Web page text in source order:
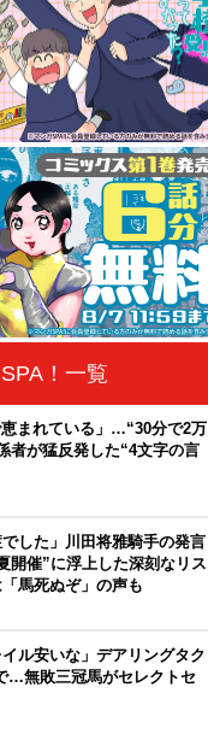
！一覧
恵まれている」…“30分で2万
者が猛反発した“4文字の言
でした」川田将雅騎手の発言
開催”に浮上した深刻なリス
馬死ぬぞ」の声も
イル安いな」デアリングタク
…無敗三冠馬がセレクトセ